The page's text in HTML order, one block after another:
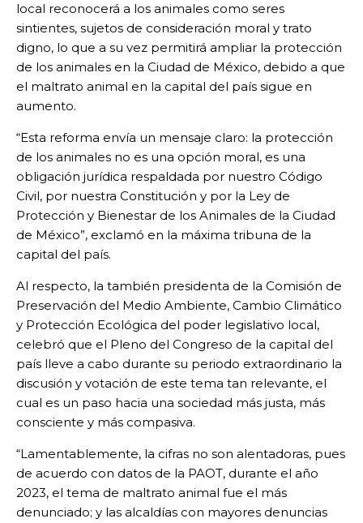
local reconocerá a los animales como seres
sintientes, sujetos de consideración moral y trato
digno, lo que a su vez permitirá ampliar la protección
de los animales en la Ciudad de México, debido a que
el maltrato animal en la capital del país sigue en
aumento.
“Esta reforma envía un mensaje claro: la protección
de los animales no es una opción moral, es una
obligación jurídica respaldada por nuestro Código
Civil, por nuestra Constitución y por la Ley de
Protección y Bienestar de los Animales de la Ciudad
de México”, exclamó en la máxima tribuna de la
capital del país.
Al respecto, la también presidenta de la Comisión de
Preservación del Medio Ambiente, Cambio Climático
y Protección Ecológica del poder legislativo local,
celebró que el Pleno del Congreso de la capital del
país lleve a cabo durante su periodo extraordinario la
discusión y votación de este tema tan relevante, el
cual es un paso hacia una sociedad más justa, más
consciente y más compasiva.
“Lamentablemente, la cifras no son alentadoras, pues
de acuerdo con datos de la PAOT, durante el año
2023, el tema de maltrato animal fue el más
denunciado; y las alcaldías con mayores denuncias